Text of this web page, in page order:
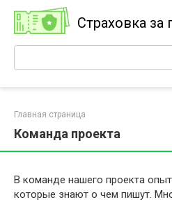
контенту
Страховка за
Главная страница
Команда проекта
В команде нашего проекта
которые знают о чем пишут.